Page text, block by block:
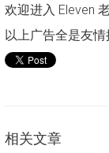
欢迎进入 Eleven
以上广告全是友
相关文章